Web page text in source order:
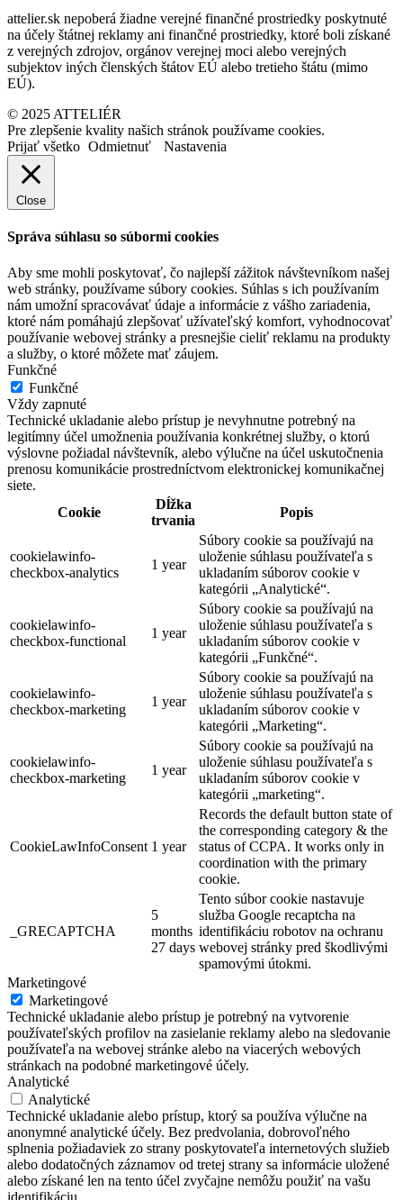
attelier.sk nepoberá žiadne verejné finančné prostriedky poskytnuté
na účely štátnej reklamy ani finančné prostriedky, ktoré boli získané
z verejných zdrojov, orgánov verejnej moci alebo verejných
subjektov iných členských štátov EÚ alebo tretieho štátu (mimo
EÚ).
© 2025 ATTELIÉR
Pre zlepšenie kvality našich stránok používame cookies.
Prijať všetko Odmietnuť Nastavenia
Close
Správa súhlasu so súbormi cookies
Aby sme mohli poskytovať, čo najlepší zážitok návštevníkom našej
web stránky, používame súbory cookies. Súhlas s ich používaním
nám umožní spracovávať údaje a informácie z vášho zariadenia,
ktoré nám pomáhajú zlepšovať užívateľský komfort, vyhodnocovať
používanie webovej stránky a presnejšie cieliť reklamu na produkty
a služby, o ktoré môžete mať záujem.
Funkčné
Funkčné
Vždy zapnuté
Technické ukladanie alebo prístup je nevyhnutne potrebný na
legitímny účel umožnenia používania konkrétnej služby, o ktorú
výslovne požiadal návštevník, alebo výlučne na účel uskutočnenia
prenosu komunikácie prostredníctvom elektronickej komunikačnej
siete.
Cookie
Dĺžka
trvania
Popis
cookielawinfo-
checkbox-analytics
1 year
Súbory cookie sa používajú na
uloženie súhlasu používateľa s
ukladaním súborov cookie v
kategórii „Analytické“.
cookielawinfo-
checkbox-functional
1 year
Súbory cookie sa používajú na
uloženie súhlasu používateľa s
ukladaním súborov cookie v
kategórii „Funkčné“.
cookielawinfo-
checkbox-marketing
1 year
Súbory cookie sa používajú na
uloženie súhlasu používateľa s
ukladaním súborov cookie v
kategórii „Marketing“.
cookielawinfo-
checkbox-marketing
1 year
Súbory cookie sa používajú na
uloženie súhlasu používateľa s
ukladaním súborov cookie v
kategórii „marketing“.
CookieLawInfoConsent 1 year
Records the default button state of
the corresponding category & the
status of CCPA. It works only in
coordination with the primary
cookie.
_GRECAPTCHA
5
months
27 days
Tento súbor cookie nastavuje
služba Google recaptcha na
identifikáciu robotov na ochranu
webovej stránky pred škodlivými
spamovými útokmi.
Marketingové
Marketingové
Technické ukladanie alebo prístup je potrebný na vytvorenie
používateľských profilov na zasielanie reklamy alebo na sledovanie
používateľa na webovej stránke alebo na viacerých webových
stránkach na podobné marketingové účely.
Analytické
Analytické
Technické ukladanie alebo prístup, ktorý sa používa výlučne na
anonymné analytické účely. Bez predvolania, dobrovoľného
splnenia požiadaviek zo strany poskytovateľa internetových služieb
alebo dodatočných záznamov od tretej strany sa informácie uložené
alebo získané len na tento účel zvyčajne nemôžu použiť na vašu
identifikáciu.